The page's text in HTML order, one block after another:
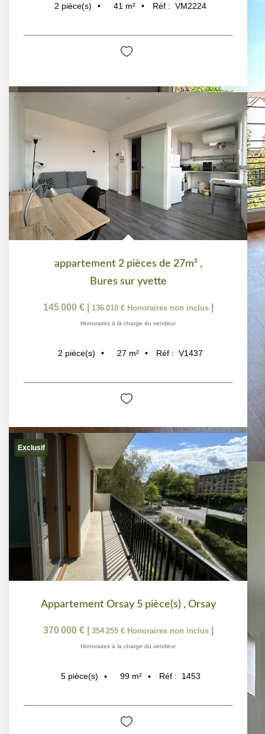
2 pièce(s) 41 m² Réf : VM2224
appartement 2 pièces de 27m² ,
Bures sur yvette
145 000 € 136 010 € Honoraires non inclus
Honoraires à la charge du vendeur
2 pièce(s) 27 m² Réf : V1437
Exclusif
Appartement Orsay 5 pièce(s) , Orsay
370 000 € 354 255 € Honoraires non inclus
Honoraires à la charge du vendeur
5 pièce(s) 99 m² Réf : 1453